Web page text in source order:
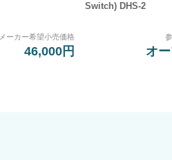
メーカー希望小売価格
46,000円
Switch) DHS-2
オ